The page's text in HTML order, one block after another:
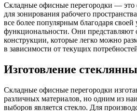
Складные офисные перегородки — это
для зонирования рабочего
все более популярным благодаря своей
функциональности. Они представляют
конструкции, которые легко можно
в зависимости от текущих
Изготовление
Складные офисные перегородки
различных материалов, но одним из
выборов является стекло. Для